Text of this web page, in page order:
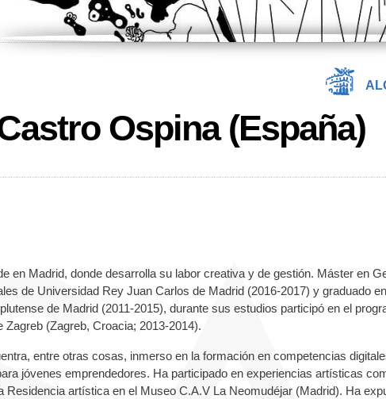
Ospina (España)
en Madrid, donde desarrolla su labor creativa y de gestión. Máster en
de Universidad Rey Juan Carlos de Madrid (2016-2017) y graduado
de Madrid (2011-2015), durante sus estudios participó en el
Zagreb (Zagreb, Croacia; 2013-2014).
entre otras cosas, inmerso en la formación en competencias
jóvenes emprendedores. Ha participado en experiencias artísticas
Residencia artística en el Museo C.A.V La Neomudéjar (Madrid). Ha